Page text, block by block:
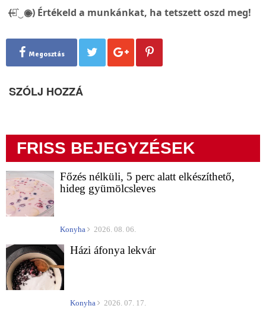
(̶◉͛‿◉̶) Értékeld a munkánkat, ha tetszett oszd meg!
Megosztás
SZÓLJ HOZZÁ
FRISS BEJEGYZÉSEK
Főzés nélküli, 5 perc alatt elkészíthető,
hideg gyümölcsleves
Konyha 2026. 08. 06.
Házi áfonya lekvár
Konyha 2026. 07. 17.